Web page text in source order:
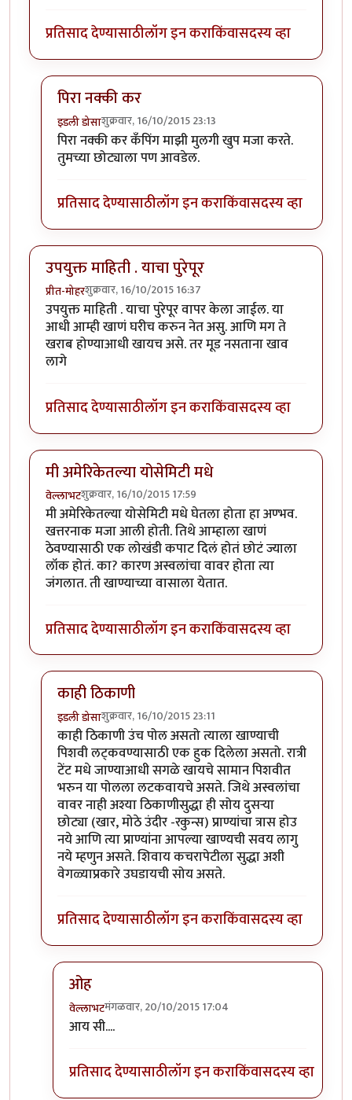
प्रतिसाद देण्यासाठीलॉग इन कराकिंवासदस्य व्हा
पिरा नक्की कर
इडली डोसाशुक्रवार, 16/10/2015 23:13
In reply toअशा काही गोष्टी मिळतात हेbyपिलीयन रायडर
पिरा नक्की कर कँपिंग माझी मुलगी खुप मजा करते.
तुमच्या छोट्याला पण आवडेल.
प्रतिसाद देण्यासाठीलॉग इन कराकिंवासदस्य व्हा
उपयुक्त माहिती . याचा पुरेपूर
प्रीत-मोहरशुक्रवार, 16/10/2015 16:37
उपयुक्त माहिती . याचा पुरेपूर वापर केला जाईल. या
आधी आम्ही खाणं घरीच करुन नेत असु. आणि मग ते
खराब होण्याआधी खायच असे. तर मूड नसताना खाव
लागे
प्रतिसाद देण्यासाठीलॉग इन कराकिंवासदस्य व्हा
मी अमेरिकेतल्या योसेमिटी मधे
वेल्लाभटशुक्रवार, 16/10/2015 17:59
मी अमेरिकेतल्या योसेमिटी मधे घेतला होता हा अण्भव.
खत्तरनाक मजा आली होती. तिथे आम्हाला खाणं
ठेवण्यासाठी एक लोखंडी कपाट दिलं होतं छोटं ज्याला
लॉक होतं. का? कारण अस्वलांचा वावर होता त्या
जंगलात. ती खाण्याच्या वासाला येतात.
प्रतिसाद देण्यासाठीलॉग इन कराकिंवासदस्य व्हा
काही ठिकाणी
इडली डोसाशुक्रवार, 16/10/2015 23:11
In reply toमी अमेरिकेतल्या योसेमिटी मधेby
काही ठिकाणी उंच पोल असतो त्याला खाण्याची
पिशवी लट्कवण्यासाठी एक हुक दिलेला असतो. रात्री
टेंट मधे जाण्याआधी सगळे खायचे सामान पिशवीत
भरुन या पोलला लटकवायचे असते. जिथे अस्वलांचा
वावर नाही अश्या ठिकाणीसुद्धा ही सोय दुसर्‍या
छोट्या (खार, मोठे उंदीर -रकुन्स) प्राण्यांचा त्रास होउ
नये आणि त्या प्राण्यांना आपल्या खाण्यची सवय लागु
नये म्हणुन असते. शिवाय कचरापेटीला सुद्धा अशी
वेगळ्याप्रकारे उघडायची सोय असते.
प्रतिसाद देण्यासाठीलॉग इन कराकिंवासदस्य व्हा
ओह
वेल्लाभटमंगळवार, 20/10/2015 17:04
In reply to
आय सी....
प्रतिसाद देण्यासाठीलॉग इन कराकिंवासदस्य व्हा